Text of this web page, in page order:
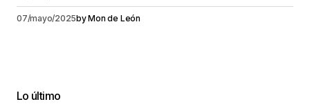
07/mayo/2025byMon de León
Lo último